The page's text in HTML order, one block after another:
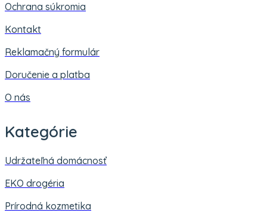
Ochrana súkromia
Kontakt
Reklamačný formulár
Doručenie a platba
O nás
Kategórie
Udržateľná domácnosť
EKO drogéria
Prírodná kozmetika